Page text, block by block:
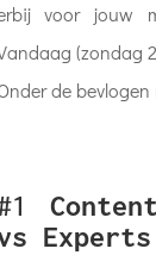
voor jouw
(zondag
de bevlogen
Experts